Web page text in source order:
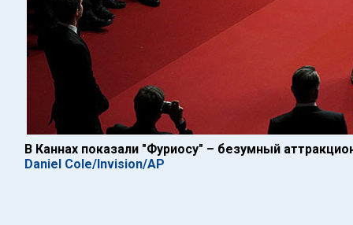
В Каннах показали "Фуриосу" – безумный
Daniel Cole/Invision/AP